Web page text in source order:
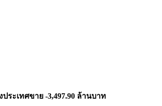
ระเทศขาย -3,497.90 ล้านบาท